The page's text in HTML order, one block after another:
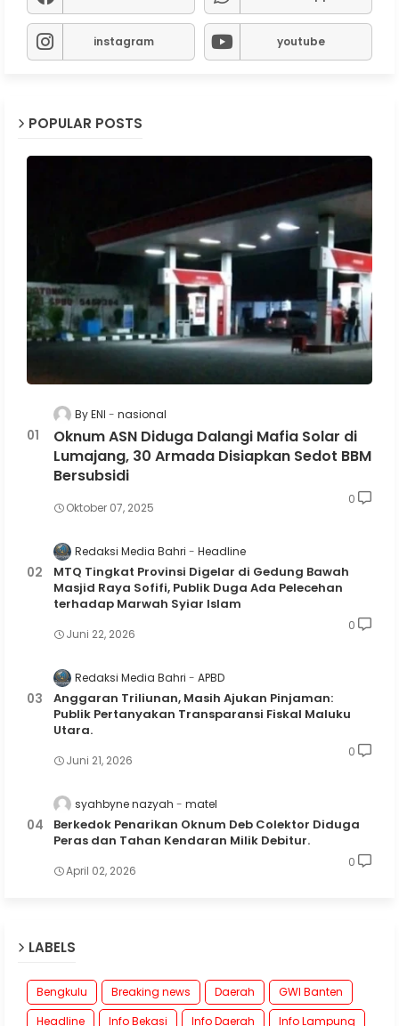
instagram youtube
POPULAR POSTS
By ENI nasional
Oknum ASN Diduga Dalangi Mafia Solar di
Lumajang, 30 Armada Disiapkan Sedot BBM
Bersubsidi
Oktober 07, 2025
0
Redaksi Media Bahri Headline
MTQ Tingkat Provinsi Digelar di Gedung Bawah
Masjid Raya Sofifi, Publik Duga Ada Pelecehan
terhadap Marwah Syiar Islam
Juni 22, 2026
0
Redaksi Media Bahri APBD
Anggaran Triliunan, Masih Ajukan Pinjaman:
Publik Pertanyakan Transparansi Fiskal Maluku
Utara.
Juni 21, 2026
0
syahbyne nazyah matel
Berkedok Penarikan Oknum Deb Colektor Diduga
Peras dan Tahan Kendaran Milik Debitur.
April 02, 2026
0
LABELS
Bengkulu Breaking news Daerah
GWI Banten
Headline
Info Bekasi Info Daerah
Info Lampung